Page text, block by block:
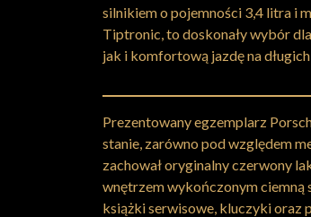
silnikiem o pojemności 3,4 litra i
Tiptronic, to doskonały wybór
jak i komfortową jazdę na
Prezentowany egzemplarz
stanie, zarówno pod względem
zachował oryginalny czerwony
wnętrzem wykończonym ciemną
książki serwisowe, kluczyki oraz